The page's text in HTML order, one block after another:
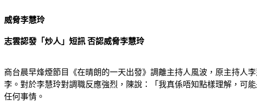
威脅李慧玲
志雲認發「炒人」短訊 否認威脅李慧玲
商台晨早烽煙節目《在晴朗的一天出發》調離主持人風波，原主持人
李。對於李慧玲對調職反應強烈，陳說：「我真係唔知點樣理解，可
任何事情。